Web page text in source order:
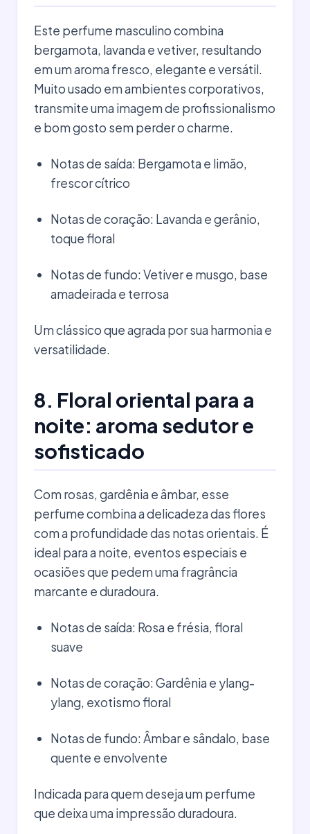
Este perfume masculino combina
bergamota, lavanda e vetiver, resultando
em um aroma fresco, elegante e versátil.
Muito usado em ambientes corporativos,
transmite uma imagem de profissionalismo
e bom gosto sem perder o charme.
Notas de saída: Bergamota e limão,
frescor cítrico
Notas de coração: Lavanda e gerânio,
toque floral
Notas de fundo: Vetiver e musgo, base
amadeirada e terrosa
Um clássico que agrada por sua harmonia e
versatilidade.
8. Floral oriental para a
noite: aroma sedutor e
sofisticado
Com rosas, gardênia e âmbar, esse
perfume combina a delicadeza das flores
com a profundidade das notas orientais. É
ideal para a noite, eventos especiais e
ocasiões que pedem uma fragrância
marcante e duradoura.
Notas de saída: Rosa e frésia, floral
suave
Notas de coração: Gardênia e ylang-
ylang, exotismo floral
Notas de fundo: Âmbar e sândalo, base
quente e envolvente
Indicada para quem deseja um perfume
que deixa uma impressão duradoura.